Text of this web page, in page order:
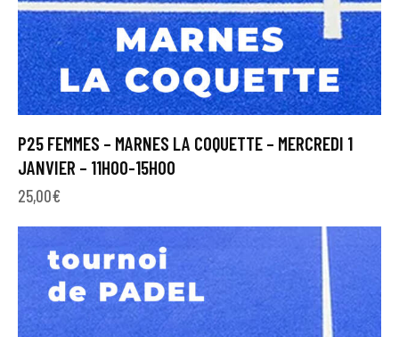
P25 FEMMES – MARNES LA COQUETTE – MERCREDI 1
JANVIER – 11H00-15H00
25,00€